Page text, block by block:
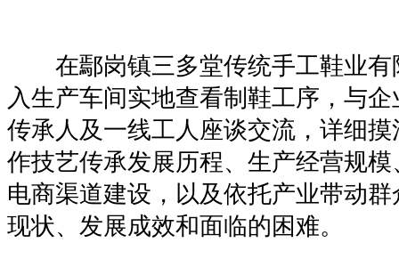
在鄢岗镇三多堂传统手工鞋业有
入生产车间实地查看制鞋工序，与
传承人及一线工人座谈交流，详细
作技艺传承发展历程、生产经营规
电商渠道建设，以及依托产业带动
现状、发展成效和面临的困难。